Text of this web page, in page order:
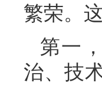
繁荣。
第一
治、技